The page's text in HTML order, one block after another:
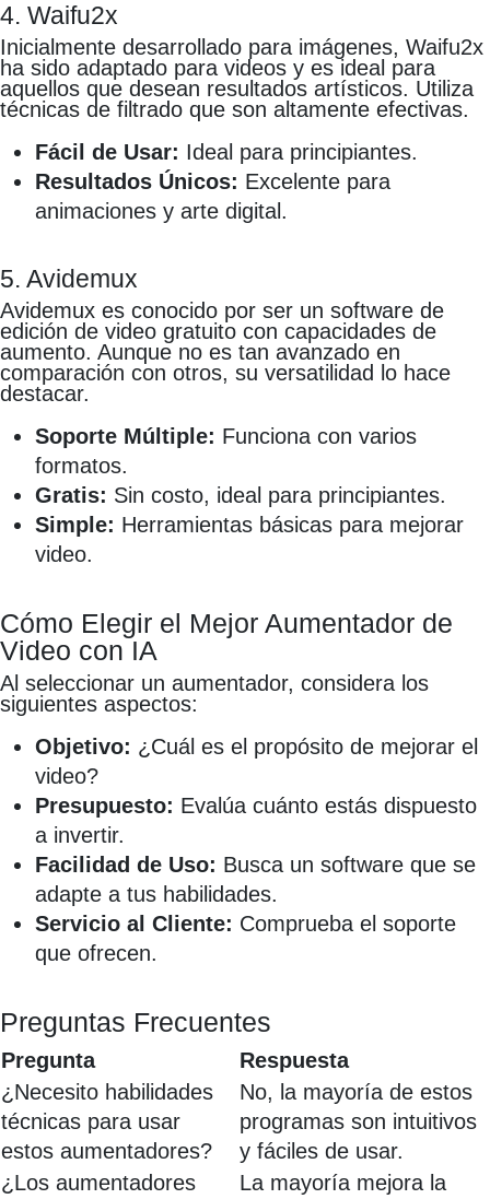
4. Waifu2x
Inicialmente desarrollado para imágenes, Waifu2x
ha sido adaptado para videos y es ideal para
aquellos que desean resultados artísticos. Utiliza
técnicas de filtrado que son altamente efectivas.
Fácil de Usar: Ideal para principiantes.
Resultados Únicos: Excelente para
animaciones y arte digital.
5. Avidemux
Avidemux es conocido por ser un software de
edición de video gratuito con capacidades de
aumento. Aunque no es tan avanzado en
comparación con otros, su versatilidad lo hace
destacar.
Soporte Múltiple: Funciona con varios
formatos.
Gratis: Sin costo, ideal para principiantes.
Simple: Herramientas básicas para mejorar
video.
Cómo Elegir el Mejor Aumentador de
Video con IA
Al seleccionar un aumentador, considera los
siguientes aspectos:
Objetivo: ¿Cuál es el propósito de mejorar el
video?
Presupuesto: Evalúa cuánto estás dispuesto
a invertir.
Facilidad de Uso: Busca un software que se
adapte a tus habilidades.
Servicio al Cliente: Comprueba el soporte
que ofrecen.
Preguntas Frecuentes
Pregunta
Respuesta
¿Necesito habilidades
técnicas para usar
estos aumentadores?
No, la mayoría de estos
programas son intuitivos
y fáciles de usar.
¿Los aumentadores
La mayoría mejora la